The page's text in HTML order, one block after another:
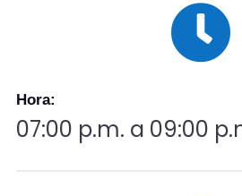

Hora:
07:00 p.m. a 09:00